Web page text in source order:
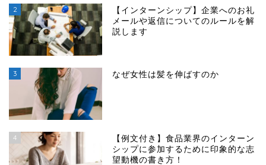
2
【インターンシップ】企業へのお礼
メールや返信についてのルールを解
説します
3 なぜ女性は髪を伸ばすのか
4
【例文付き】食品業界のインターン
シップに参加するために印象的な志
望動機の書き方！